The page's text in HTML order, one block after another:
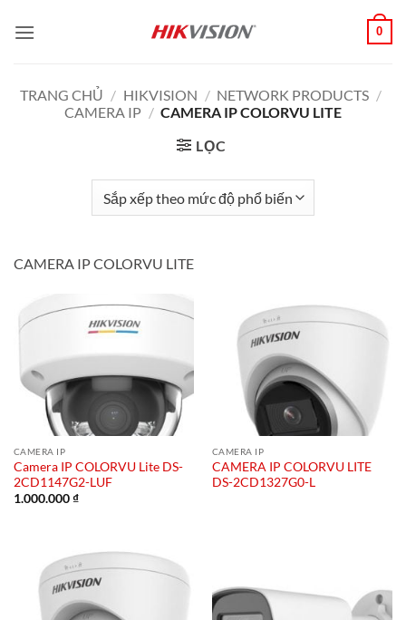
qua
0
TRANG CHỦ / HIKVISION / NETWORK PRODUCTS /
CAMERA IP / CAMERA IP COLORVU LITE
LỌC
CAMERA IP COLORVU LITE
CAMERA IP
Camera IP COLORVU Lite DS-
2CD1147G2-LUF
1.000.000₫
CAMERA IP
CAMERA IP COLORVU LITE
DS-2CD1327G0-L